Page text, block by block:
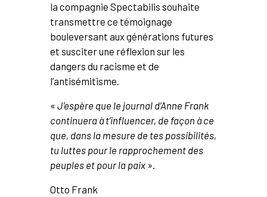
la compagnie Spectabilis souhaite
transmettre ce témoignage
bouleversant aux générations futures
et susciter une réflexion sur les
dangers du racisme et de
l’antisémitisme.
« J’espère que le journal d’Anne Frank
continuera à t’influencer, de façon à ce
que, dans la mesure de tes possibilités,
tu luttes pour le rapprochement des
peuples et pour la paix ».
Otto Frank